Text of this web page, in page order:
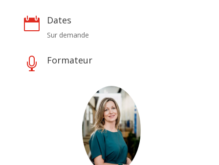
 Dates
Sur demande
 Formateur